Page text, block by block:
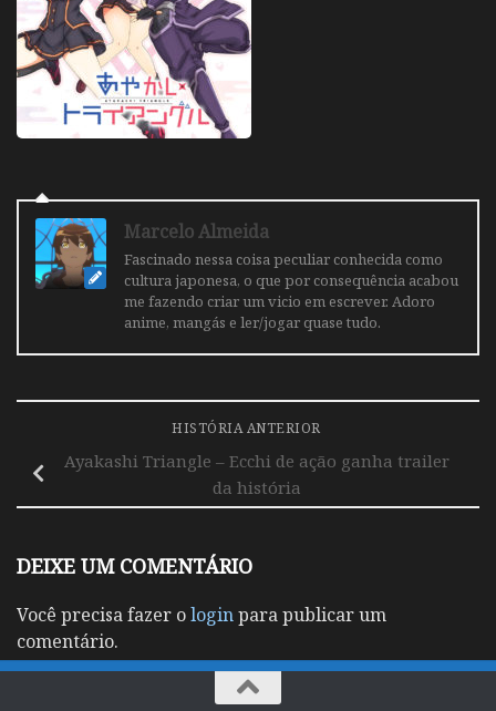
Marcelo Almeida
Fascinado nessa coisa peculiar conhecida como
cultura japonesa, o que por consequência acabou
me fazendo criar um vicio em escrever. Adoro
anime, mangás e ler/jogar quase tudo.
HISTÓRIA ANTERIOR
Ayakashi Triangle – Ecchi de ação ganha trailer
da história
DEIXE UM COMENTÁRIO
Você precisa fazer ologinpara publicar um
comentário.